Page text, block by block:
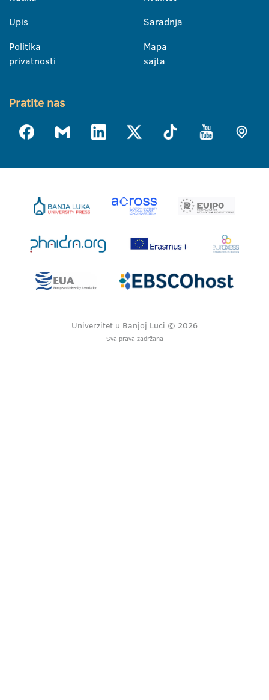
Upis
Politika
privatnosti
Saradnja
Mapa
sajta
Pratite nas
Univerzitet u Banjoj Luci © 2026
Sva prava zadržana